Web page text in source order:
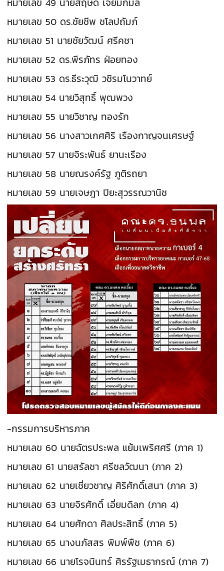
หมายเลข 50 ดร.ชัยชีพ ชโลปถัมภ์
หมายเลข 51 นายชัยวัฒน์ ศรีคชา
หมายเลข 52 ดร.พีรภัทร ฝ่อยทอง
หมายเลข 53 ดร.ธีระวุฒิ วชิรมโนวาทย์
หมายเลข 54 นายวิสุทธิ์ พุฒพวง
หมายเลข 55 นายวิชาญ ทองรัก
หมายเลข 56 นางสาวเกศศิริ เรืองกาญจนเศรษฐ์
หมายเลข 57 นายจิระพันธ์ ยานะเรือง
หมายเลข 58 นายณรงค์รัฐ ภูติรถยา
หมายเลข 59 นายเจษฎา ปิยะสุวรรณวานิช
-กรรมการบริหารภาค
หมายเลข 60 นายฉัตรประพล แย้มเพริศศรี (ภาค 1)
หมายเลข 61 นายสรัลชา ศรีชลวัฒนา (ภาค 2)
หมายเลข 62 นายเชี่ยวชาญ ศิริศักดิ์เสนา (ภาค 3)
หมายเลข 63 นายจิรศักดิ์ เอี่ยมดิลก (ภาค 4)
หมายเลข 64 นายศักดา ศิลประสิทธิ์ (ภาค 5)
หมายเลข 65 นางนภัสสร พิมพ์พืช (ภาค 6)
หมายเลข 66 นายโรจนินทร์ ศิรรัฐเมธากรณ์ (ภาค 7)